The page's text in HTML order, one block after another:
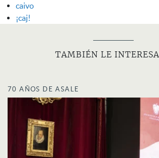
caivo
¡caj!
TAMBIÉN LE
70 AÑOS DE ASALE